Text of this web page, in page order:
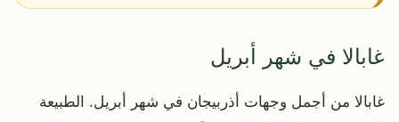
غابالا في شهر أبريل
غابالا من أجمل وجهات أذربيجان في شهر أبريل. الطبيعة